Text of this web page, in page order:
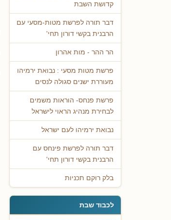
קדושת השבת
דבר תורה לפרשת מטות-מסעי עם
הרבנית בקשי דורון תחי'
הר ההר - מות אהרון
פרשת מטות מסעי : נבואת ירמיהו
מעוררת ישנים סגולה לנסים
פרשת פנחס- הוראות משמים
לבחירת מנהיג הראוי לישראל
נבואת ירמיהו לעם ישראל
דבר תורה לפרשת פינחס עם
הרבנית בקשי דורון תחי'
בלק רוקם תכניות
לכבוד שבת